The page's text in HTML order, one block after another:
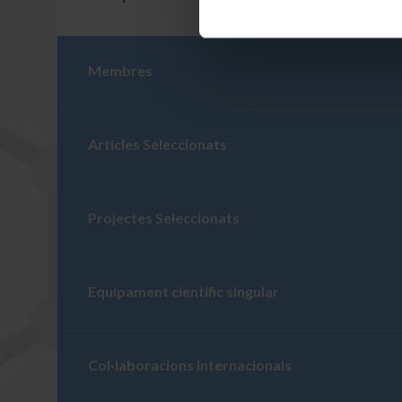
Membres
Articles Seleccionats
Projectes Seleccionats
Equipament científic singular
Col·laboracions internacionals